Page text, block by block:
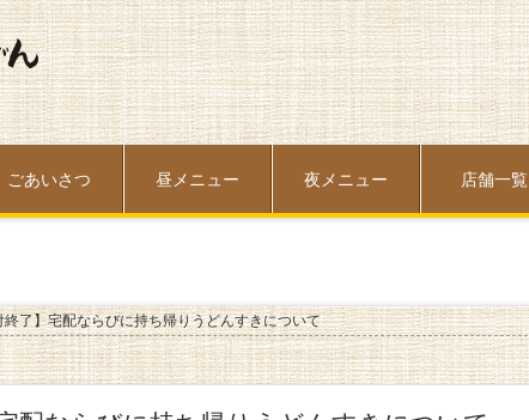
ごあいさつ 昼メニュー 夜メニュー 店舗一覧
終了】宅配ならびに持ち帰りうどんすきについて